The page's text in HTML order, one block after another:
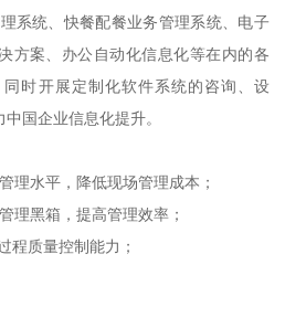
系统、快餐配餐业务管理系统、电子
方案、办公自动化信息化等在内的各
时开展定制化软件系统的咨询、设
国企业信息化提升。
理水平，降低现场管理成本；
理黑箱，提高管理效率；
程质量控制能力；